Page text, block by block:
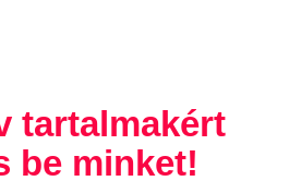
tartalmakért
be minket!